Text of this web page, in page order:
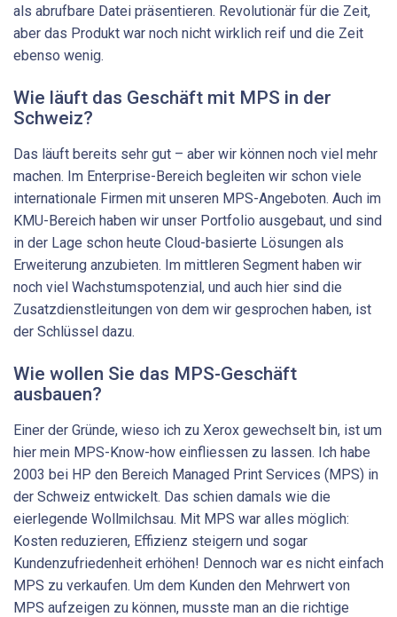
als abrufbare Datei präsentieren. Revolutionär für die Zeit,
aber das Produkt war noch nicht wirklich reif und die Zeit
ebenso wenig.
Wie läuft das Geschäft mit MPS in der
Schweiz?
Das läuft bereits sehr gut – aber wir können noch viel mehr
machen. Im Enterprise-Bereich begleiten wir schon viele
internationale Firmen mit unseren MPS-Angeboten. Auch im
KMU-Bereich haben wir unser Portfolio ausgebaut, und sind
in der Lage schon heute Cloud-basierte Lösungen als
Erweiterung anzubieten. Im mittleren Segment haben wir
noch viel Wachstumspotenzial, und auch hier sind die
Zusatzdienstleitungen von dem wir gesprochen haben, ist
der Schlüssel dazu.
Wie wollen Sie das MPS-Geschäft
ausbauen?
Einer der Gründe, wieso ich zu Xerox gewechselt bin, ist um
hier mein MPS-Know-how einfliessen zu lassen. Ich habe
2003 bei HP den Bereich Managed Print Services (MPS) in
der Schweiz entwickelt. Das schien damals wie die
eierlegende Wollmilchsau. Mit MPS war alles möglich:
Kosten reduzieren, Effizienz steigern und sogar
Kundenzufriedenheit erhöhen! Dennoch war es nicht einfach
MPS zu verkaufen. Um dem Kunden den Mehrwert von
MPS aufzeigen zu können, musste man an die richtige